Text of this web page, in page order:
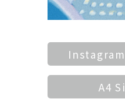
Instagram
A4